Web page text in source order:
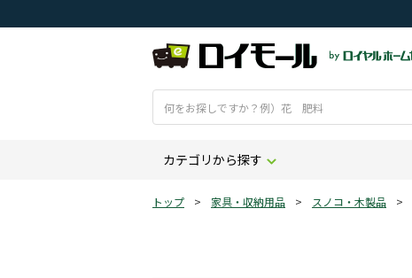
カテゴリから探す
トップ > 家具・収納用品 > スノコ・木製品 >